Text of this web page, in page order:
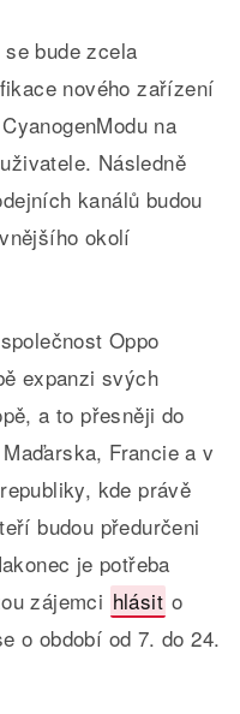
bude zcela
nového zařízení
na
Následně
kanálů budou
okolí
Oppo
expanzi svých
a to přesněji do
Francie a v
kde právě
budou předurčeni
je potřeba
zájemci hlásit o
o období od 7. do 24.